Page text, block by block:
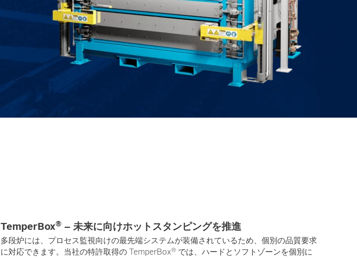
TemperBox® – 未来に向けホットスタンピングを推進
多段炉には、プロセス監視向けの最先端システムが装備されているため、個別の品質要求
に対応できます。当社の特許取得の TemperBox®では、ハードとソフトゾーンを個別に